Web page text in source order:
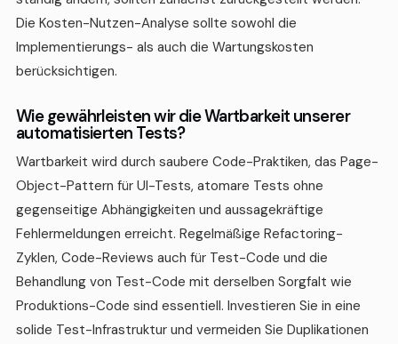
Die Kosten-Nutzen-Analyse sollte sowohl die
Implementierungs- als auch die Wartungskosten
berücksichtigen.
Wie gewährleisten wir die Wartbarkeit unserer
automatisierten Tests?
Wartbarkeit wird durch saubere Code-Praktiken, das Page-
Object-Pattern für UI-Tests, atomare Tests ohne
gegenseitige Abhängigkeiten und aussagekräftige
Fehlermeldungen erreicht. Regelmäßige Refactoring-
Zyklen, Code-Reviews auch für Test-Code und die
Behandlung von Test-Code mit derselben Sorgfalt wie
Produktions-Code sind essentiell. Investieren Sie in eine
solide Test-Infrastruktur und vermeiden Sie Duplikationen